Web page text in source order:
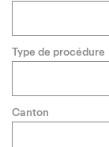
Type de procédure
Canton